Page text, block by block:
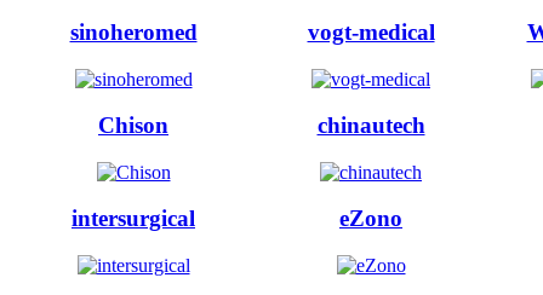
sinoheromed vogt-medical
Chison chinautech
intersurgical eZono